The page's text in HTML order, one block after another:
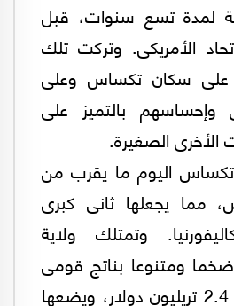
لمدة تسع سنوات، قبل
الأمريكى. وتركت تلك
على سكان تكساس وعلى
بالتميز على
الأخرى الصغيرة.
اليوم ما يقرب من
مما يجعلها ثانى كبرى
وتمتلك ولاية
ومتنوعا بناتج قومى
بلغ العام الماضى 2.4 تريليون دولار، ويضعها